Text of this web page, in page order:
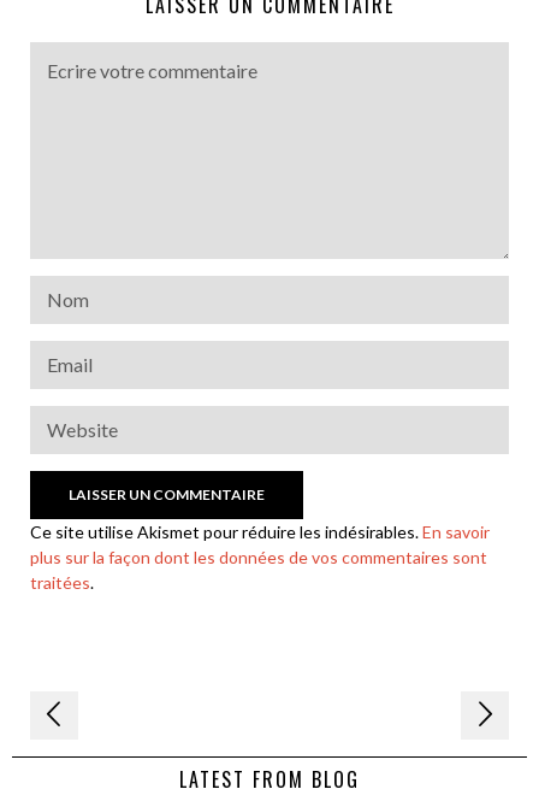
Ce site utilise Akismet pour réduire les indésirables.En savoir
plus sur la façon dont les données de vos commentaires sont
traitées.
Navigation
de LATEST FROM BLOG